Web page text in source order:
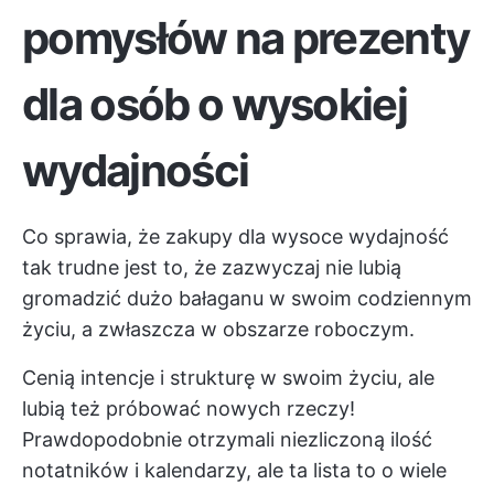
pomysłów na prezenty
dla osób o wysokiej
wydajności
Co sprawia, że zakupy dla wysoce wydajność
tak trudne jest to, że zazwyczaj nie lubią
gromadzić dużo bałaganu w swoim codziennym
życiu, a zwłaszcza w obszarze roboczym.
Cenią intencje i strukturę w swoim życiu, ale
lubią też próbować nowych rzeczy!
Prawdopodobnie otrzymali niezliczoną ilość
notatników i kalendarzy, ale ta lista to o wiele